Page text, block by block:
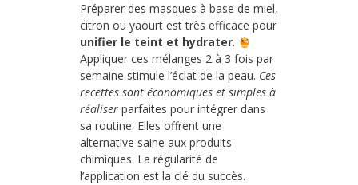
Préparer des masques à base de miel,
citron ou yaourt est très efficace pour
unifier le teint et hydrater.
Appliquer ces mélanges 2 à 3 fois par
semaine stimule l’éclat de la peau. Ces
recettes sont économiques et simples à
réaliser parfaites pour intégrer dans
sa routine. Elles offrent une
alternative saine aux produits
chimiques. La régularité de
l’application est la clé du succès.